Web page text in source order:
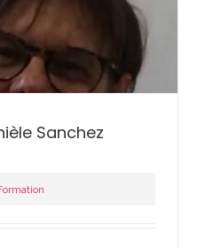
Sanchez